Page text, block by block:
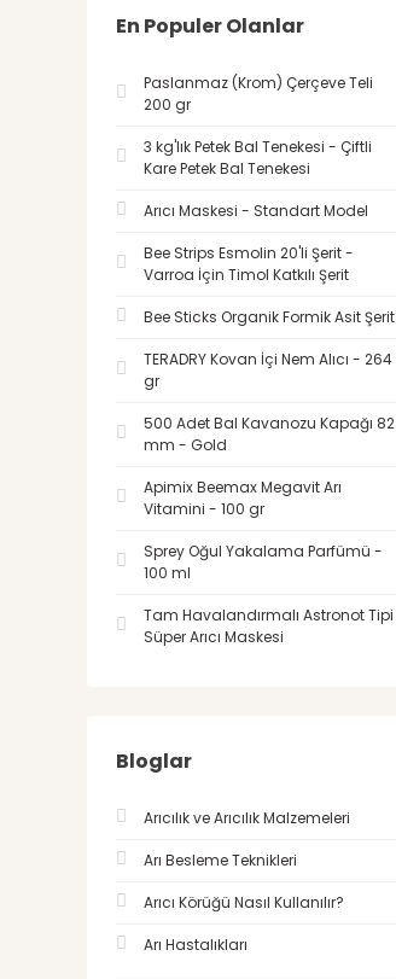
En Populer Olanlar
Paslanmaz (Krom) Çerçeve Teli
200 gr
3 kg'lık Petek Bal Tenekesi - Çiftli
Kare Petek Bal Tenekesi
Arıcı Maskesi - Standart Model
Bee Strips Esmolin 20'li Şerit -
Varroa İçin Timol Katkılı Şerit
Bee Sticks Organik Formik Asit Şerit
TERADRY Kovan İçi Nem Alıcı - 264
gr
500 Adet Bal Kavanozu Kapağı 82
mm - Gold
Apimix Beemax Megavit Arı
Vitamini - 100 gr
Sprey Oğul Yakalama Parfümü -
100 ml
Tam Havalandırmalı Astronot Tipi
Süper Arıcı Maskesi
Bloglar
Arıcılık ve Arıcılık Malzemeleri
Arı Besleme Teknikleri
Arıcı Körüğü Nasıl Kullanılır?
Arı Hastalıkları